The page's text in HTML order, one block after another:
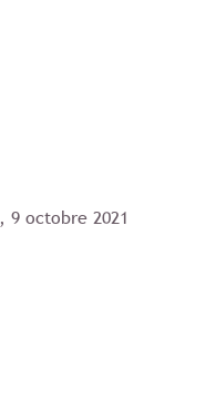
, 9 octobre 2021